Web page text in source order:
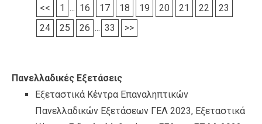
<< 1 ... 16 17 18 19 20 21 22
23
24
25 26 ... 33 >>
Πανελλαδικές Εξετάσεις
Εξεταστικά Κέντρα Επαναληπτικών
Πανελλαδικών Εξετάσεων ΓΕΛ 2023, Εξεταστικά